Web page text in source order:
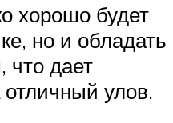
хорошо будет
но и обладать
что дает
улов.